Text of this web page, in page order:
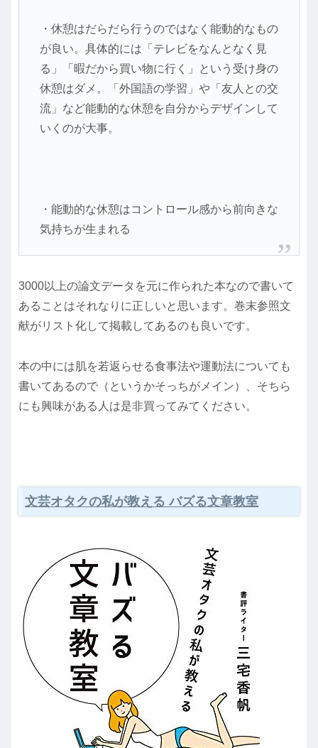
・休憩はだらだら行うのではなく能動的なもの
が良い。具体的には「テレビをなんとなく見
る」「暇だから買い物に行く」という受け身の
休憩はダメ。「外国語の学習」や「友人との交
流」など能動的な休憩を自分からデザインして
いくのが大事。
・能動的な休憩はコントロール感から前向きな
気持ちが生まれる
3000以上の論文データを元に作られた本なので書いて
あることはそれなりに正しいと思います。巻末参照文
献がリスト化して掲載してあるのも良いです。
本の中には肌を若返らせる食事法や運動法についても
書いてあるので（というかそっちがメイン）、そちら
にも興味がある人は是非買ってみてください。
文芸オタクの私が教える バズる文章教室